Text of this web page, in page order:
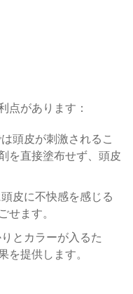
点があります：
頭皮が刺激されるこ
を直接塗布せず、頭皮
皮に不快感を感じる
せます。
とカラーが入るた
を提供します。